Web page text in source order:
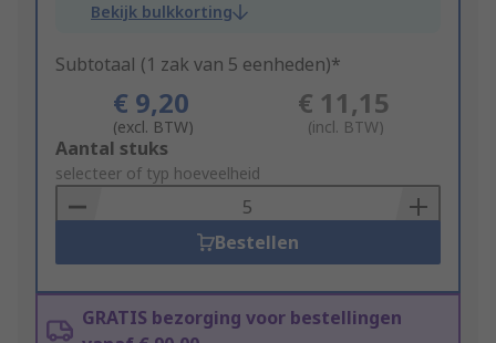
Bekijk bulkkorting
Subtotaal (1 zak van 5 eenheden)*
€ 9,20
(excl. BTW)
€ 11,15
(incl. BTW)
Add
to
Basket
Aantal stuks
selecteer of typ hoeveelheid
Bestellen
GRATIS bezorging voor bestellingen